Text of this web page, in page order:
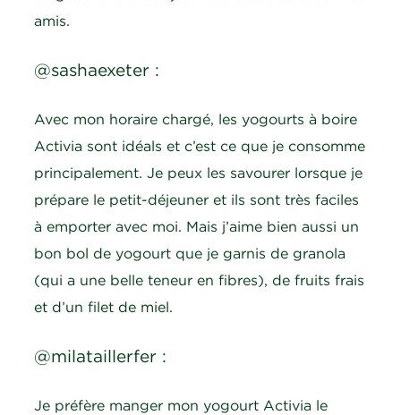
amis.
@sashaexeter :
Avec mon horaire chargé, les yogourts à boire
Activia sont idéals et c’est ce que je consomme
principalement. Je peux les savourer lorsque je
prépare le petit-déjeuner et ils sont très faciles
à emporter avec moi. Mais j’aime bien aussi un
bon bol de yogourt que je garnis de granola
(qui a une belle teneur en fibres), de fruits frais
et d’un filet de miel.
@milataillerfer :
Je préfère manger mon yogourt Activia le